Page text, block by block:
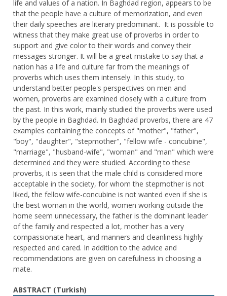
life and values ​​of a nation. In Baghdad region, appears to be
that the people have a culture of memorization, and even
their daily speeches are literary predominant. It is possible to
witness that they make great use of proverbs in order to
support and give color to their words and convey their
messages stronger. It will be a great mistake to say that a
nation has a life and culture far from the meanings of
proverbs which uses them intensely. In this study, to
understand better people's perspectives on men and
women, proverbs are examined closely with a culture from
the past. In this work, mainly studied the proverbs were used
by the people in Baghdad. In Baghdad proverbs, there are 47
examples containing the concepts of "mother", "father",
"boy", "daughter", "stepmother", "fellow wife - concubine",
"marriage", "husband-wife", "woman" and "man" which were
determined and they were studied. According to these
proverbs, it is seen that the male child is considered more
acceptable in the society, for whom the stepmother is not
liked, the fellow wife-concubine is not wanted even if she is
the best woman in the world, women working outside the
home seem unnecessary, the father is the dominant leader
of the family and respected a lot, mother has a very
compassionate heart, and manners and cleanliness highly
respected and cared. In addition to the advice and
recommendations are given on carefulness in choosing a
mate.
ABSTRACT (Turkish)